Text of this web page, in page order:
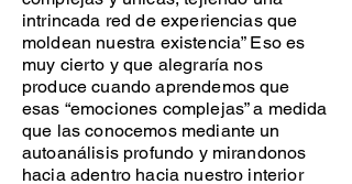
intrincada red de experiencias que
moldean nuestra existencia” Eso es
muy cierto y que alegraría nos
produce cuando aprendemos que
esas “emociones complejas” a medida
que las conocemos mediante un
autoanálisis profundo y mirandonos
hacia adentro hacia nuestro interior